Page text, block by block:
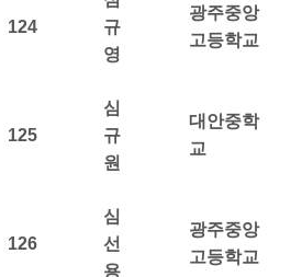
124
규
영
광주중앙
고등학교
125
심
규
원
대안중학
교
126
심
선
용
광주중앙
고등학교